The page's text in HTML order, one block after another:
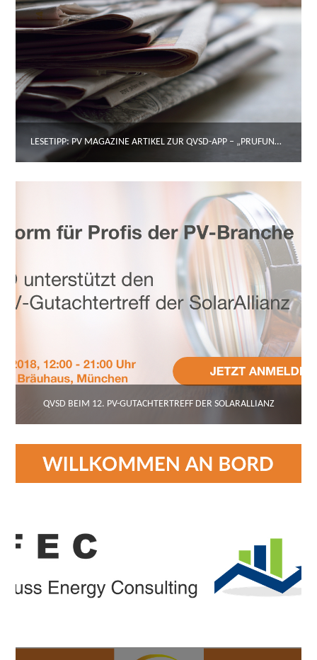
LESETIPP: PV MAGAZINE ARTIKEL ZUR QVSD-APP – „PRÜFUNG IMMER NACH DEM AKTUELLEN STAND DER TECHNIK“
QVSD BEIM 12. PV-GUTACHTERTREFF DER SOLARALLIANZ